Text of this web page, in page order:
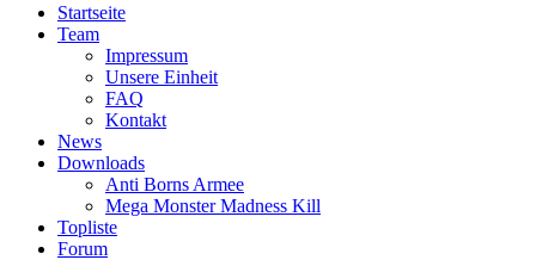
Startseite
Team
Impressum
Unsere Einheit
FAQ
Kontakt
News
Downloads
Anti Borns Armee
Mega Monster Madness Kill
Topliste
Forum